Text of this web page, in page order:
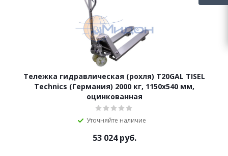
Тележка гидравлическая (рохля) T20GAL TISEL
Technics (Германия) 2000 кг, 1150х540 мм,
оцинкованная
Уточняйте наличие
53 024руб.